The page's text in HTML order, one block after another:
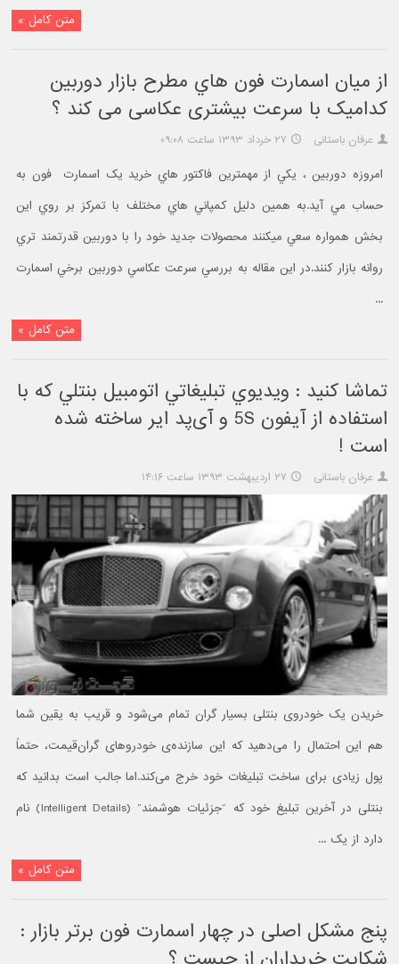
متن کامل »
از ميان اسمارت فون هاي مطرح بازار دوربين
کداميک با سرعت بیشتری عکاسی می کند ؟
عرفان باستانی ۲۷ خرداد ۱۳۹۳ ساعت ۰۹:۰۸
امروزه دوربين ، يکي از مهمترين فاکتور هاي خريد يک اسمارت فون به
حساب مي آيد.به همين دليل کمپاني هاي مختلف با تمرکز بر روي اين
بخش همواره سعي ميکنند محصولات جديد خود را با دوربين قدرتمند تري
روانه بازار کنند.در اين مقاله به بررسي سرعت عکاسي دوربين برخي اسمارت
...
متن کامل »
تماشا کنيد : ويديوي تبليغاتي اتومبيل بنتلي که با
استفاده از آیفون 5S و آی‌پد ایر ساخته شده
است !
عرفان باستانی ۲۷ اردیبهشت ۱۳۹۳ ساعت ۱۴:۱۶
خریدن یک خودروی بنتلی بسیار گران تمام می‌شود و قریب به یقین شما
هم این احتمال را می‌دهید که این سازنده‌ی خودروهای گران‌قیمت، حتماً
پول زیادی برای ساخت تبلیغات خود خرج می‌کند.اما جالب است بدانید که
بنتلی در آخرین تبلیغ خود که “جزئیات هوشمند” (Intelligent Details) نام
دارد از یک ...
متن کامل »
پنج مشکل اصلی در چهار اسمارت فون برتر بازار :